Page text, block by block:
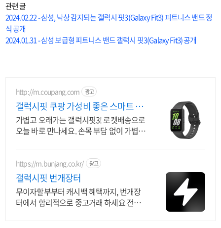
관련 글
2024.02.22 - 삼성, 낙상 감지되는 갤럭시 핏3(Galaxy Fit3) 피트니스 밴드 정
식 공개
2024.01.31 - 삼성 보급형 피트니스 밴드 갤럭시 핏3(Galaxy Fit3) 공개
http://m.coupang.com 광고
갤럭시핏 쿠팡 가성비 좋은 스마트 밴
드
가볍고 오래가는 갤럭시핏3! 로켓배송으로
오늘 바로 만나세요. 손목 부담 없이 가볍게
https://m.bunjang.co.kr/ 광고
갤럭시핏 번개장터
무이자할부부터 캐시백 혜택까지, 번개장
터에서 합리적으로 중고거래 하세요 전국